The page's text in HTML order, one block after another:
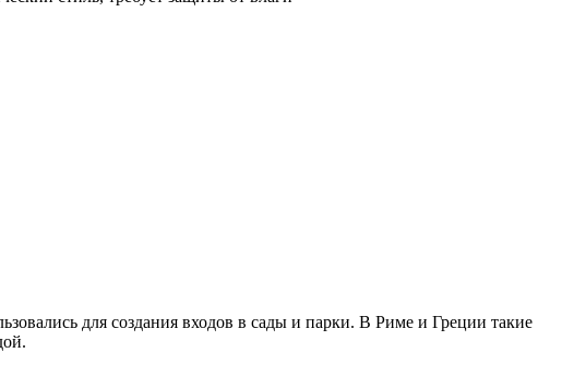
для создания входов в сады и парки. В Риме и Греции такие